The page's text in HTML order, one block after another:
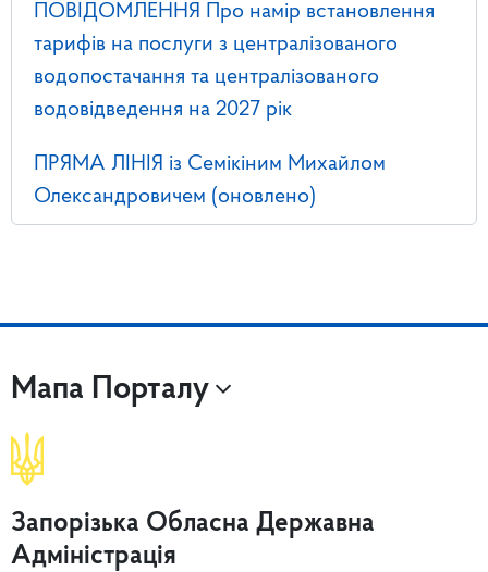
ПОВІДОМЛЕННЯ Про намір встановлення
тарифів на послуги з централізованого
водопостачання та централізованого
водовідведення на 2027 рік
ПРЯМА ЛІНІЯ із Семікіним Михайлом
Олександровичем (оновлено)
Мапа Порталу
Запорізька Обласна Державна
Адміністрація